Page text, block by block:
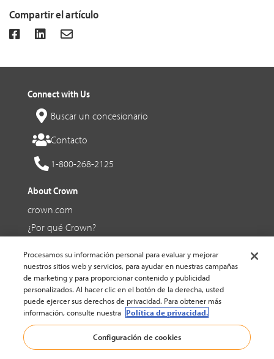
Compartir el artículo
Connect with Us
Buscar un concesionario
Contacto
1-800-268-2125
About Crown
crown.com
¿Por qué Crown?
Social Media
Facebook
YouTube
Procesamos su información personal para evaluar y mejorar
nuestros sitios web y servicios, para ayudar en nuestras campañas
de marketing y para proporcionar contenido y publicidad
personalizados. Al hacer clic en el botón de la derecha, usted
puede ejercer sus derechos de privacidad. Para obtener más
información, consulte nuestra Política de privacidad.
Configuración de cookies